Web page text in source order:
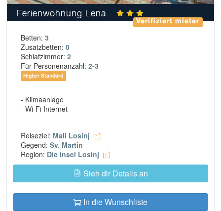
Ferienwohnung Lena
Verifiziert mieter
Betten: 3
Zusatzbetten: 0
Schlafzimmer: 2
Für Personenanzahl: 2-3
Higher Standard
- Klimaanlage
- Wi-Fi Internet
Reiseziel: Mali Losinj
Gegend: Sv. Martin
Region: Die insel Losinj
Sieh dir Details an
In die Wunschliste